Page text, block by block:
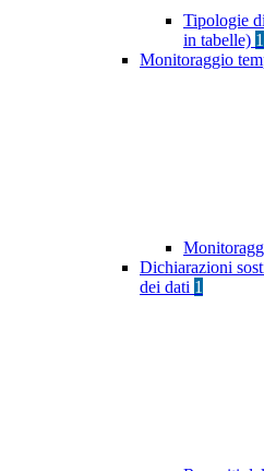
Tipologie
in tabelle) 1
Monitoraggio
Dichiarazioni
dei dati 1